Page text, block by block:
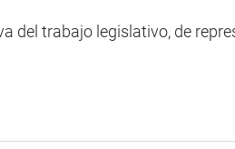
del trabajo legislativo, de